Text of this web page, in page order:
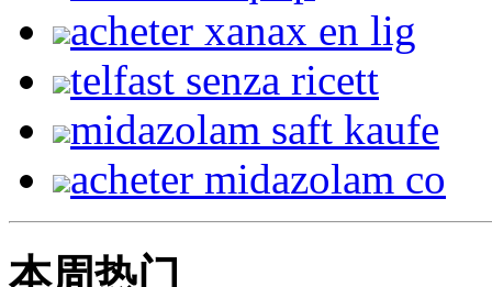
acheter xanax en lig
telfast senza ricett
midazolam saft kaufe
acheter midazolam co
本周热门